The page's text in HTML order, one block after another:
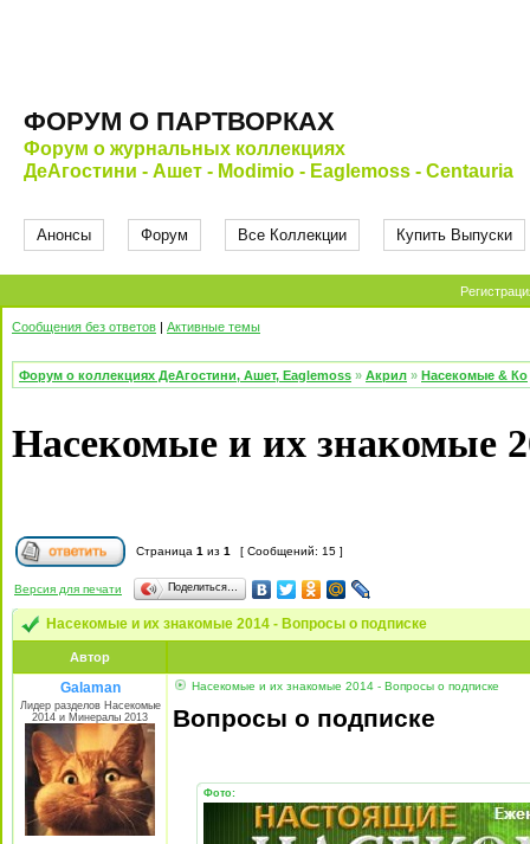
ФОРУМ О ПАРТВОРКАХ
Форум о журнальных коллекциях
ДеАгостини - Ашет - Modimio - Eaglemoss - Centauria
Анонсы Форум Все Коллекции Купить Выпуски
Сообщения без ответов | Активные темы
Форум о коллекциях ДеАгостини, Ашет, Eaglemoss » Акрил » Насекомые & Ко
Насекомые и их знакомые
Страница 1 из 1 [ Сообщений: 15 ]
Версия для печати Поделиться…
Насекомые и их знакомые 2014 - Вопросы о подписке
Автор
Galaman
Лидер разделов Насекомые
2014 и Минералы 2013
Насекомые и их знакомые 2014 - Вопросы о подписке
Вопросы о подписке
Фото: